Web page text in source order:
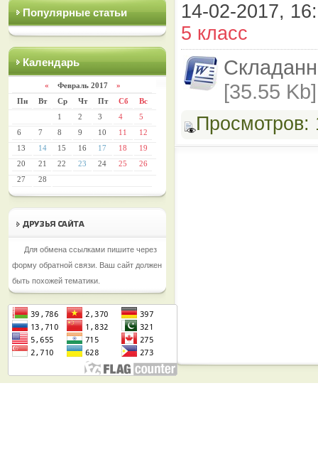
Популярные статьи
Календарь
« Февраль 2017 »
Пн
Вт Ср Чт Пт Сб
Вс
1
2 3 4
5
6
7 8 9 10 11
12
13
14 15 16 17 18
19
20
21 22 23 24 25
26
27
28
Для обмена ссылками пишите через
форму обратной связи. Ваш сайт должен
быть похожей тематики.
14-02-2017,
5 класс
[35.55